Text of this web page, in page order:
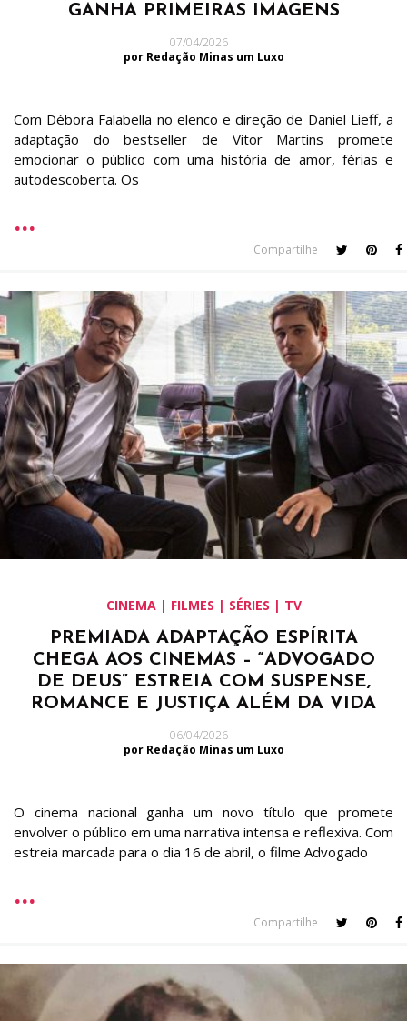
GANHA PRIMEIRAS IMAGENS
07/04/2026
por Redação Minas um Luxo
Com Débora Falabella no elenco e direção de Daniel Lieff, a
adaptação do bestseller de Vitor Martins promete
emocionar o público com uma história de amor, férias e
autodescoberta. Os
Compartilhe
CINEMA | FILMES | SÉRIES | TV
PREMIADA ADAPTAÇÃO ESPÍRITA
CHEGA AOS CINEMAS – “ADVOGADO
DE DEUS” ESTREIA COM SUSPENSE,
ROMANCE E JUSTIÇA ALÉM DA VIDA
06/04/2026
por Redação Minas um Luxo
O cinema nacional ganha um novo título que promete
envolver o público em uma narrativa intensa e reflexiva. Com
estreia marcada para o dia 16 de abril, o filme Advogado
Compartilhe